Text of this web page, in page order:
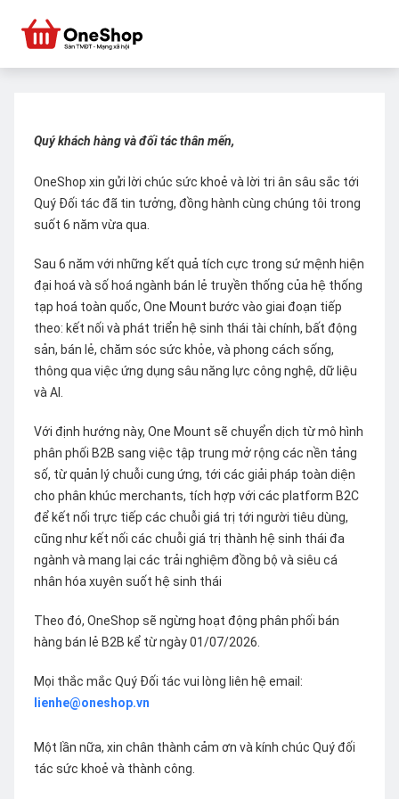
Quý khách hàng và đối tác thân mến,
OneShop xin gửi lời chúc sức khoẻ và lời tri ân sâu sắc tới
Quý Đối tác đã tin tưởng, đồng hành cùng chúng tôi trong
suốt 6 năm vừa qua.
Sau 6 năm với những kết quả tích cực trong sứ mệnh hiện
đại hoá và số hoá ngành bán lẻ truyền thống của hệ thống
tạp hoá toàn quốc, One Mount bước vào giai đoạn tiếp
theo: kết nối và phát triển hệ sinh thái tài chính, bất động
sản, bán lẻ, chăm sóc sức khỏe, và phong cách sống,
thông qua việc ứng dụng sâu năng lực công nghệ, dữ liệu
và AI.
Với định hướng này, One Mount sẽ chuyển dịch từ mô hình
phân phối B2B sang việc tập trung mở rộng các nền tảng
số, từ quản lý chuỗi cung ứng, tới các giải pháp toàn diện
cho phân khúc merchants, tích hợp với các platform B2C
để kết nối trực tiếp các chuỗi giá trị tới người tiêu dùng,
cũng như kết nối các chuỗi giá trị thành hệ sinh thái đa
ngành và mang lại các trải nghiệm đồng bộ và siêu cá
nhân hóa xuyên suốt hệ sinh thái
Theo đó, OneShop sẽ ngừng hoạt động phân phối bán
hàng bán lẻ B2B kể từ ngày 01/07/2026.
Mọi thắc mắc Quý Đối tác vui lòng liên hệ email:
lienhe@oneshop.vn
Một lần nữa, xin chân thành cảm ơn và kính chúc Quý đối
tác sức khoẻ và thành công.